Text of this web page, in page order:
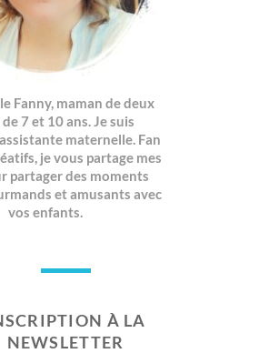
Fanny, maman de deux
7 et 10 ans. Je suis
maternelle. Fan
je vous partage mes
partager des moments
et amusants avec
vos enfants.
À LA
NEWSLETTER